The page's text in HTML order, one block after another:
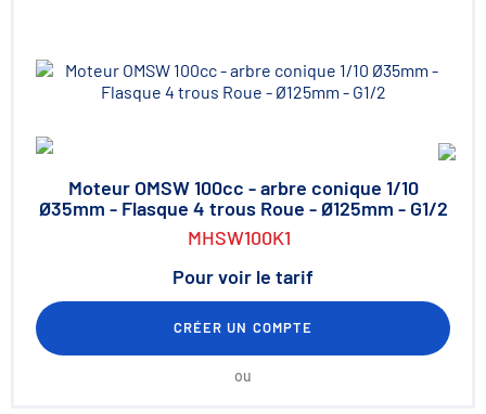
Moteur OMSW 100cc - arbre conique 1/10
Ø35mm - Flasque 4 trous Roue - Ø125mm - G1/2
MHSW100K1
Pour voir le tarif
CRÉER UN COMPTE
ou